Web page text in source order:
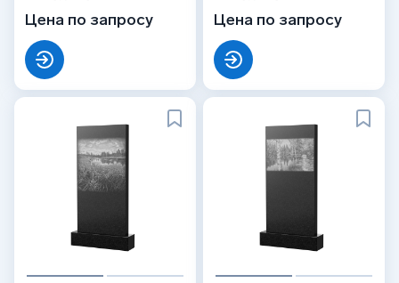
Цена по запросу Цена по запросу